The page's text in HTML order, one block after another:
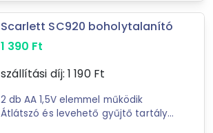
Scarlett SC920 boholytalanító
1 390 Ft
szállítási díj: 1 190Ft
2 db AA 1,5V elemmel működik
Átlátszó és levehető gyűjtő tartály